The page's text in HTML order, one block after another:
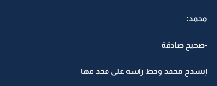
محمد:
-صحيح صادقة
إنسدح محمد وحط راسة على فخذ مها